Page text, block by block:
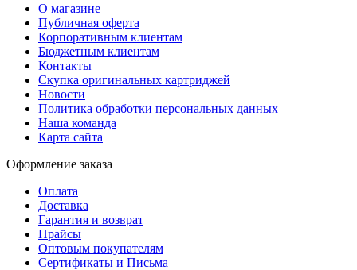
О магазине
Публичная оферта
Корпоративным клиентам
Бюджетным клиентам
Контакты
Скупка оригинальных картриджей
Новости
Политика обработки персональных данных
Наша команда
Карта сайта
Оформление заказа
Оплата
Доставка
Гарантия и возврат
Прайсы
Оптовым покупателям
Сертификаты и Письма